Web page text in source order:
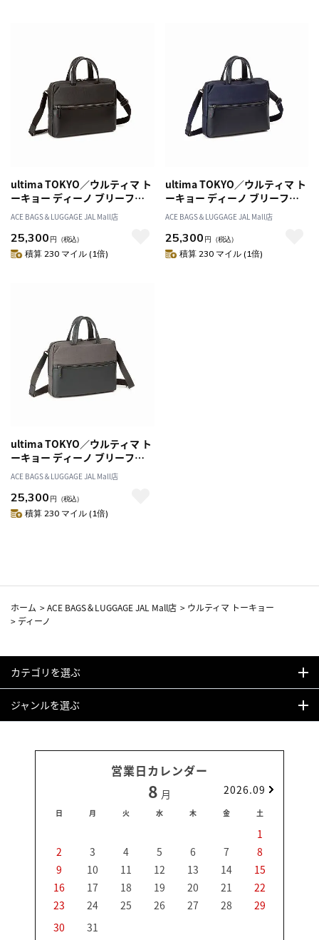
ultima TOKYO／ウルティマ ト
ーキョー ディーノ ブリーフケ
ース ビジネスバッグ 10.1イン
チタブレット 3WAY 68176
ACE BAGS＆LUGGAGE JAL Mall店
25,300 円 （税込）
積算 230 マイル (1倍)
ultima TOKYO／ウルティマ ト
ーキョー ディーノ ブリーフケ
ース ビジネスバッグ 10.1イン
チタブレット 3WAY 68176
ACE BAGS＆LUGGAGE JAL Mall店
25,300 円 （税込）
積算 230 マイル (1倍)
ultima TOKYO／ウルティマ ト
ーキョー ディーノ ブリーフケ
ース ビジネスバッグ 10.1イン
チタブレット 3WAY 68176
ACE BAGS＆LUGGAGE JAL Mall店
25,300 円 （税込）
積算 230 マイル (1倍)
ホーム >ACE BAGS＆LUGGAGE JAL Mall店 > ウルティマ トーキョー
> ディーノ
カテゴリを選ぶ
ジャンルを選ぶ
営業日カレンダー
8 月 2026.09
日 月 火 水 木 金 土
1
2
3 4 5 6 7
8
9
10 11 12 13 14
15
16
17 18 19 20 21
22
23
24 25 26 27 28
29
30
31